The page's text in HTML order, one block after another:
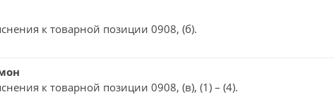
к товарной позиции 0908, (б).
к товарной позиции 0908, (в), (1) – (4).